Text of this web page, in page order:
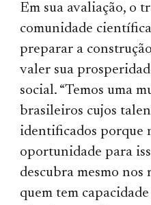
Em sua avaliação, o
comunidade
preparar a
valer sua
social. “Temos uma
brasileiros cujos
identificados porque
oportunidade para
descubra mesmo nos
quem tem